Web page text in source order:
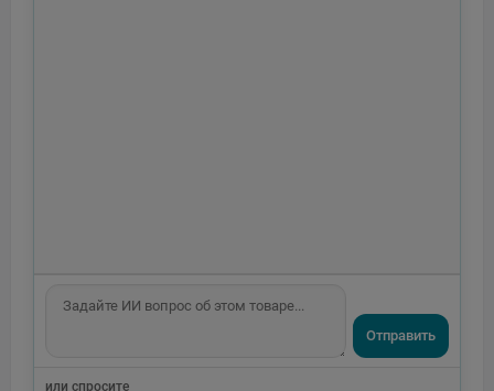
Отправить
или спросите